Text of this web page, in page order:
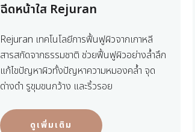
ฉีดหน้าใส Rejuran
Rejuran เทคโนโลยีการฟื้นฟูผิวจากเกาหลี
สารสกัดจากธรรมชาติ ช่วยฟื้นฟูผิวอย่างล้ำลึก
แก้ไขปัญหาผิวทั้งปัญหาความหมองคล้ำ จุด
ด่างดำ รูขุมขนกว้าง และริ้วรอย
ดูเพิ่มเติม